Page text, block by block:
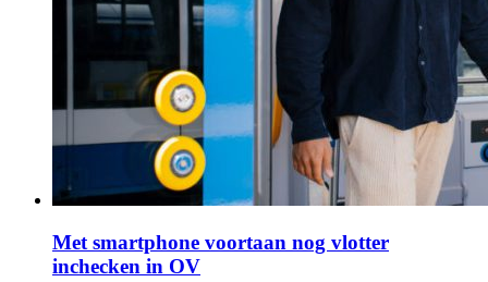
Met smartphone voortaan nog vlotter
inchecken in OV